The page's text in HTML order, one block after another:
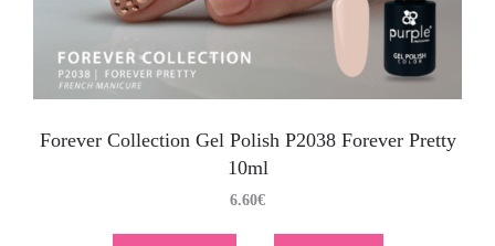
Forever Collection Gel Polish P2038 Forever Pretty
10ml
6.60€